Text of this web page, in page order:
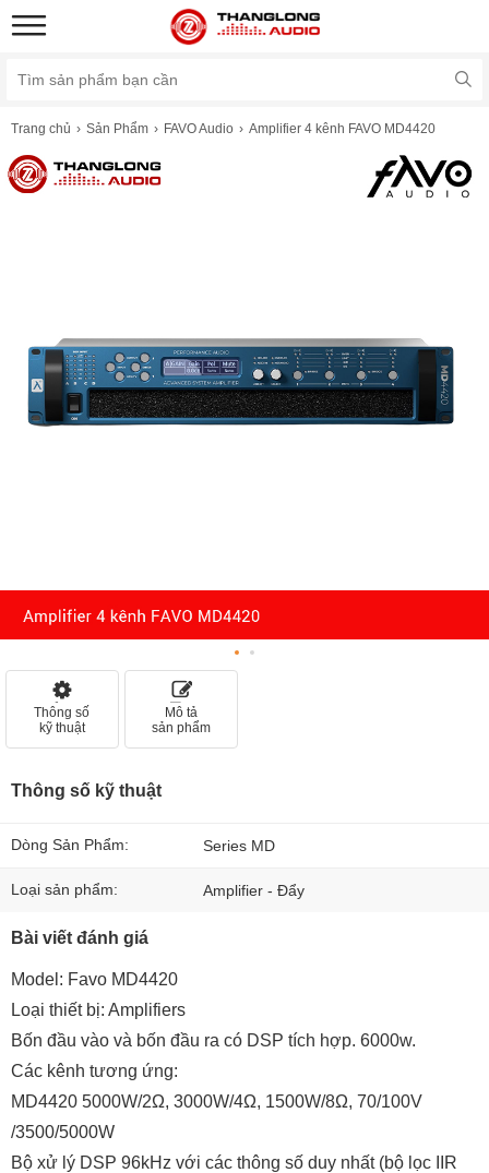
Trang chủ Sản Phẩm FAVO Audio Amplifier 4 kênh FAVO MD4420
Thông số
kỹ thuật
Mô tả
sản phẩm
Thông số kỹ thuật
Dòng Sản Phẩm: Series MD
Loại sản phẩm: Amplifier - Đẩy
Bài viết đánh giá
Model: Favo MD4420
Loại thiết bị: Amplifiers
Bốn đầu vào và bốn đầu ra có DSP tích hợp. 6000w.
Các kênh tương ứng:
MD4420 5000W/2Ω, 3000W/4Ω, 1500W/8Ω, 70/100V
/3500/5000W
Bộ xử lý DSP 96kHz với các thông số duy nhất (bộ lọc IIR